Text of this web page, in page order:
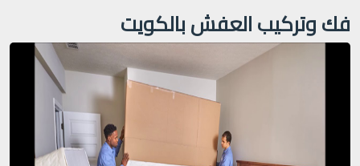
فك وتركيب العفش بالكويت